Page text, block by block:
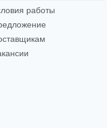
работы